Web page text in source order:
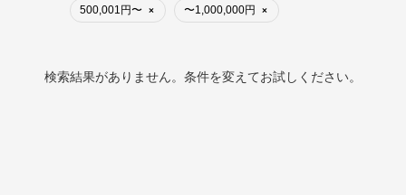
500,001円〜 × 〜1,000,000円 ×
検索結果がありません。条件を変えてお試しください。